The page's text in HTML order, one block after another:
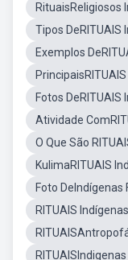
RituaisReligiosos
Tipos DeRITUAIS
Exemplos
Fotos DeRITUAIS
Atividade
O Que São
KulimaRITUAIS
Foto DeIndígenas
RITUAIS
RITUAISIndigenas